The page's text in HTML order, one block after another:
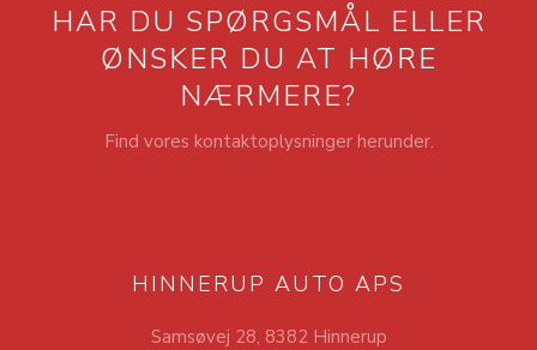
HAR DU SPØRGSMÅL ELLER
​ØNSKER DU AT HØRE
NÆRMERE?
Find vores kontaktoplysninger herunder.
HINNERUP AUTO APS
Samsøvej 28, 8382 Hinnerup